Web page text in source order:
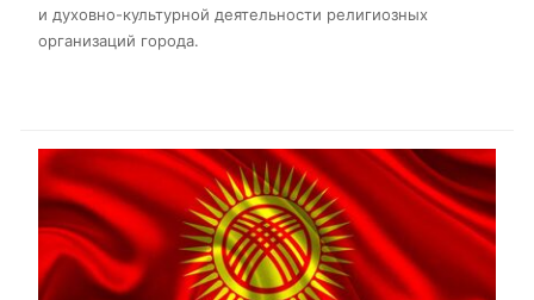
и духовно-культурной деятельности религиозных
организаций города.